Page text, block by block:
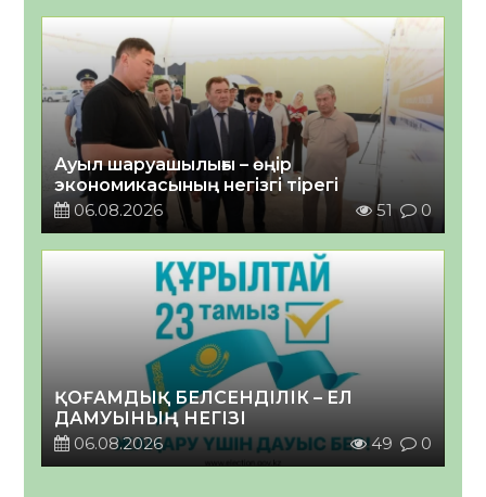
Ауыл шаруашылығы – өңір
экономикасының негізгі тірегі
06.08.2026
51 0
ҚОҒАМДЫҚ БЕЛСЕНДІЛІК – ЕЛ
ДАМУЫНЫҢ НЕГІЗІ
06.08.2026
49 0